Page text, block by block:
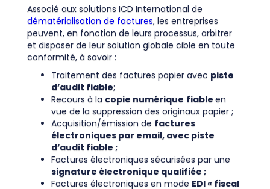
Associé aux solutions ICD International de
dématérialisation de factures, les entreprises
peuvent, en fonction de leurs processus, arbitrer
et disposer de leur solution globale cible en toute
conformité, à savoir :
Traitement des factures papier avec piste
d’audit fiable;
Recours à la copie numérique fiable en
vue de la suppression des originaux papier ;
Acquisition/émission de factures
électroniques par email, avec piste
d’audit fiable ;
Factures électroniques sécurisées par une
signature électronique qualifiée ;
Factures électroniques en mode EDI « fiscal